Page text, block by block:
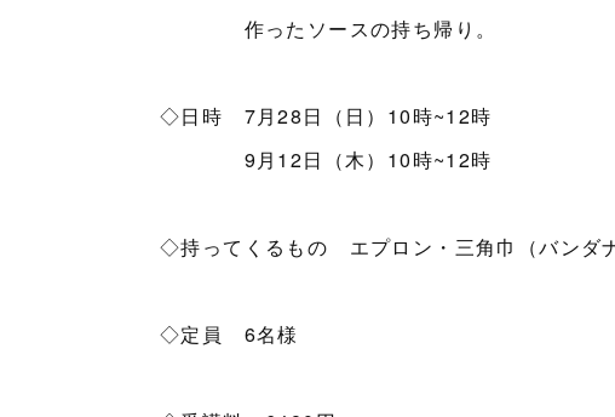
作ったソースの持ち帰り。
◇日時 7月28日（日）10時~12時
9月12日（木）10時~12時
◇持ってくるもの エプロン・三角巾（バンダ
◇定員 6名様